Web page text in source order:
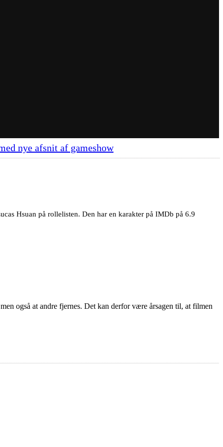
nye afsnit af gameshow
Hsuan på rollelisten. Den har en karakter på IMDb på 6.9
også at andre fjernes. Det kan derfor være årsagen til, at filmen